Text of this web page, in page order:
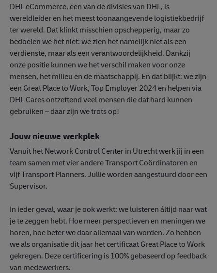
DHL eCommerce, een van de divisies van DHL, is
wereldleider en het meest toonaangevende logistiekbedrijf
ter wereld. Dat klinkt misschien opschepperig, maar zo
bedoelen we het niet: we zien het namelijk niet als een
verdienste, maar als een verantwoordelijkheid. Dankzij
onze positie kunnen we het verschil maken voor onze
mensen, het milieu en de maatschappij. En dat blijkt: we zijn
een Great Place to Work, Top Employer 2024 en helpen via
DHL Cares ontzettend veel mensen die dat hard kunnen
gebruiken – daar zijn we trots op!
Jouw nieuwe werkplek
Vanuit het Network Control Center in Utrecht werk jij in een
team samen met vier andere Transport Coördinatoren en
vijf Transport Planners. Jullie worden aangestuurd door een
Supervisor.
In ieder geval, waar je ook werkt: we luisteren áltijd naar wat
je te zeggen hebt. Hoe meer perspectieven en meningen we
horen, hoe beter we daar allemaal van worden. Zo hebben
we als organisatie dit jaar het certificaat Great Place to Work
gekregen. Deze certificering is 100% gebaseerd op feedback
van medewerkers.